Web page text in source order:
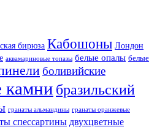
бирюза Кабошоны Лондон
аквамариновые топазы белые опалы белые
боливийские
камни бразильский
гранаты альмандины гранаты оранжевые
спессартины двухцветные